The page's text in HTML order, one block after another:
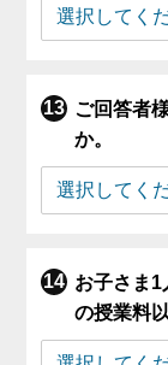
ご回答者
か。
お子さま1
の授業料